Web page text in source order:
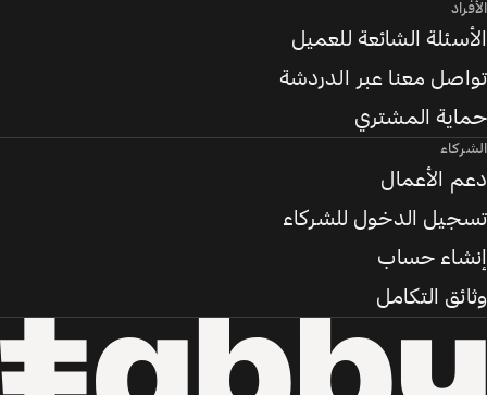
الأفراد
الأسئلة الشائعة للعميل
تواصل معنا عبر الدردشة
حماية المشتري
الشركاء
دعم الأعمال
تسجيل الدخول للشركاء
إنشاء حساب
وثائق التكامل